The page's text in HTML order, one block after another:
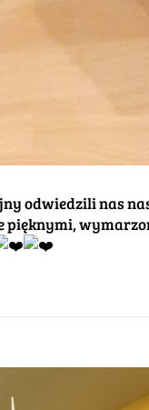
odwiedzili nas
pięknymi,